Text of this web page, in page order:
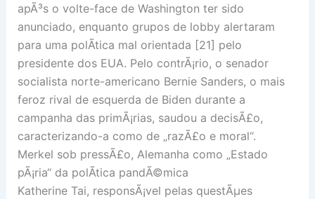
apÃ³s o volte-face de Washington ter sido
anunciado, enquanto grupos de lobby alertaram
para uma polÃ­tica mal orientada [21] pelo
presidente dos EUA. Pelo contrÃ¡rio, o senador
socialista norte-americano Bernie Sanders, o mais
feroz rival de esquerda de Biden durante a
campanha das primÃ¡rias, saudou a decisÃ£o,
caracterizando-a como de „razÃ£o e moral“.
Merkel sob pressÃ£o, Alemanha como „Estado
pÃ¡ria“ da polÃ­tica pandÃ©mica
Katherine Tai, responsÃ¡vel pelas questÃµes